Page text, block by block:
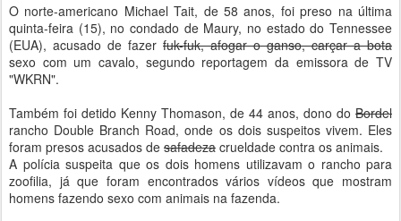
O norte-americano Michael Tait, de 58 anos, foi preso na última
quinta-feira (15), no condado de Maury, no estado do Tennessee
(EUA), acusado de fazer fuk-fuk, afogar o ganso, carçar a bota
sexo com um cavalo, segundo reportagem da emissora de TV
"WKRN".
Também foi detido Kenny Thomason, de 44 anos, dono do Bordel
rancho Double Branch Road, onde os dois suspeitos vivem. Eles
foram presos acusados de safadeza crueldade contra os animais.
A polícia suspeita que os dois homens utilizavam o rancho para
zoofilia, já que foram encontrados vários vídeos que mostram
homens fazendo sexo com animais na fazenda.